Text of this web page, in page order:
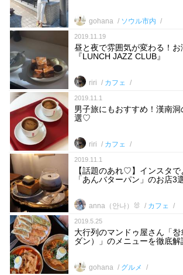
gohana ソウル市内
2019.11.19
昼と夜で雰囲気が変わる！お
『LUNCH JAZZ CLUB』
riri カフェ
2019.11.1
男子旅にもおすすめ！漢南
選♡
riri カフェ
2019.11.1
【話題のあれ♡】インスタ
「あんバターパン」のお店3
anna（안나）🐰 カフェ
2019.5.25
大行列のマンドゥ屋さん「
ダン）」のメニューを徹底
gohana グルメ